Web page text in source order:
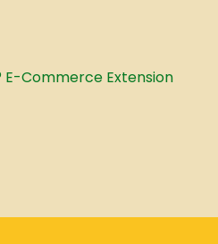
E-Commerce Extension